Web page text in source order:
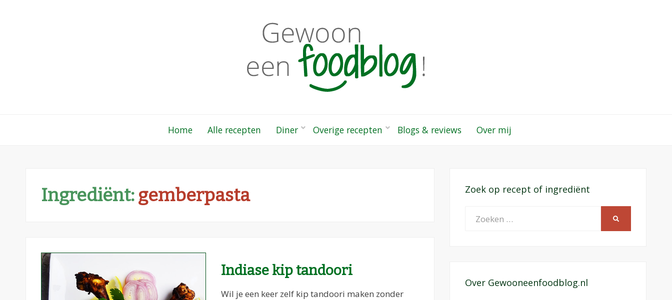
Home Alle recepten Diner Overige recepten Blogs & reviews Over mij
Ingrediënt:gemberpasta
Indiase kip tandoori
Wil je een keer zelf kip tandoori maken zonder
Zoek op recept of ingrediënt
Over Gewooneenfoodblog.nl